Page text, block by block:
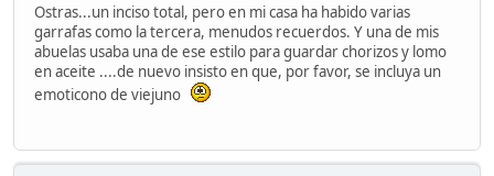
Ostras...un inciso total, pero en mi casa ha habido varias
garrafas como la tercera, menudos recuerdos. Y una de mis
abuelas usaba una de ese estilo para guardar chorizos y lomo
en aceite ....de nuevo insisto en que, por favor, se incluya un
emoticono de viejuno